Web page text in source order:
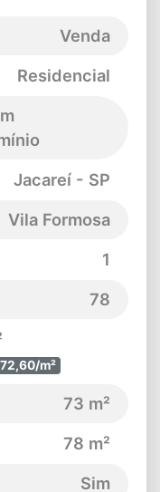
Venda
Residencial
Jacareí - SP
Vila Formosa
1
78
m²
73 m²
78 m²
Sim